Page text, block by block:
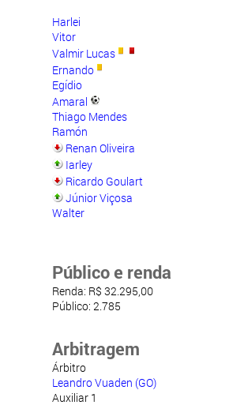
Harlei
Vitor
Valmir Lucas
Ernando
Egídio
Amaral
Thiago Mendes
Ramón
Renan Oliveira
Iarley
Ricardo Goulart
Júnior Viçosa
Walter
Público e renda
Renda: R$ 32.295,00
Público: 2.785
Arbitragem
Árbitro
Leandro Vuaden (GO)
Auxiliar 1